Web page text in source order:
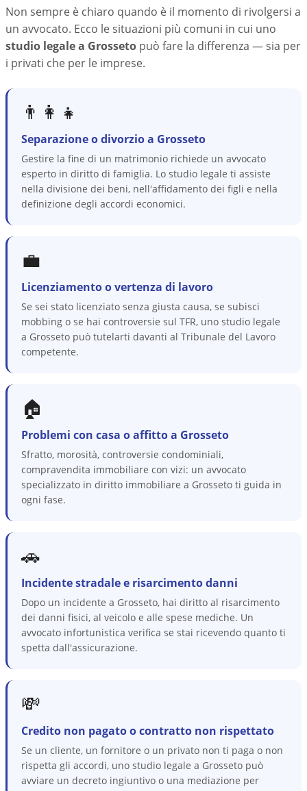
Non sempre è chiaro quando è il momento di rivolgersi a
un avvocato. Ecco le situazioni più comuni in cui uno
studio legale a Grosseto può fare la differenza — sia per
i privati che per le imprese.
👨‍👩‍👧
Separazione o divorzio a Grosseto
Gestire la fine di un matrimonio richiede un avvocato
esperto in diritto di famiglia. Lo studio legale ti assiste
nella divisione dei beni, nell'affidamento dei figli e nella
definizione degli accordi economici.
💼
Licenziamento o vertenza di lavoro
Se sei stato licenziato senza giusta causa, se subisci
mobbing o se hai controversie sul TFR, uno studio legale
a Grosseto può tutelarti davanti al Tribunale del Lavoro
competente.
🏠
Problemi con casa o affitto a Grosseto
Sfratto, morosità, controversie condominiali,
compravendita immobiliare con vizi: un avvocato
specializzato in diritto immobiliare a Grosseto ti guida in
ogni fase.
🚗
Incidente stradale e risarcimento danni
Dopo un incidente a Grosseto, hai diritto al risarcimento
dei danni fisici, al veicolo e alle spese mediche. Un
avvocato infortunistica verifica se stai ricevendo quanto ti
spetta dall'assicurazione.
💸
Credito non pagato o contratto non rispettato
Se un cliente, un fornitore o un privato non ti paga o non
rispetta gli accordi, uno studio legale a Grosseto può
avviare un decreto ingiuntivo o una mediazione per